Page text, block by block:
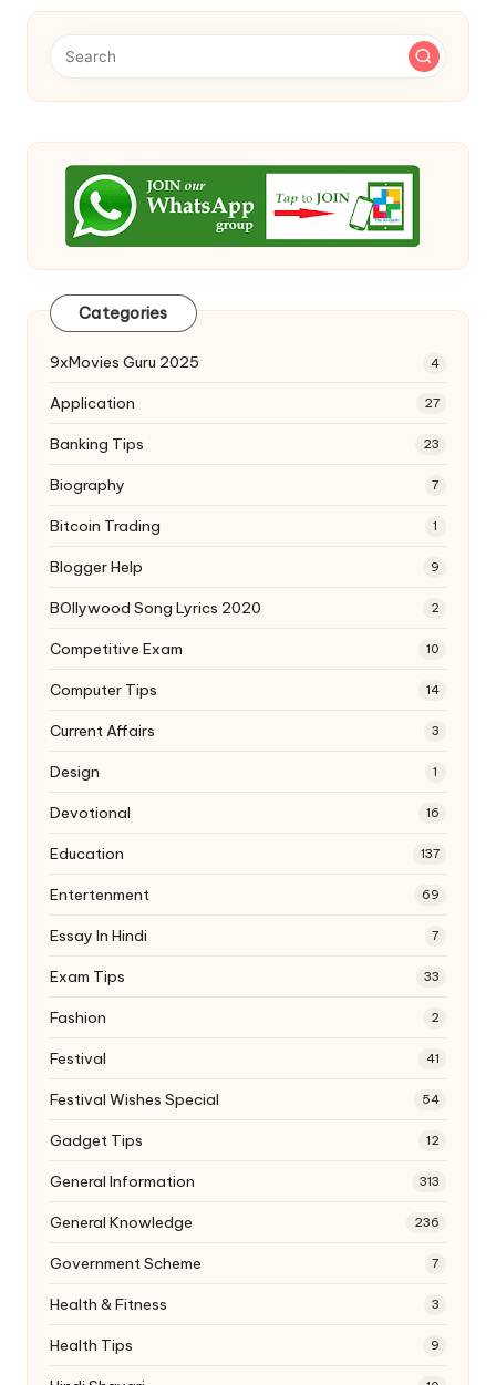
Categories
9xMovies Guru 2025 4
Application 27
Banking Tips 23
Biography 7
Bitcoin Trading 1
Blogger Help 9
BOllywood Song Lyrics 2020 2
Competitive Exam 10
Computer Tips 14
Current Affairs 3
Design 1
Devotional 16
Education 137
Entertenment 69
Essay In Hindi 7
Exam Tips 33
Fashion 2
Festival 41
Festival Wishes Special 54
Gadget Tips 12
General Information 313
General Knowledge 236
Government Scheme 7
Health & Fitness 3
Health Tips 9